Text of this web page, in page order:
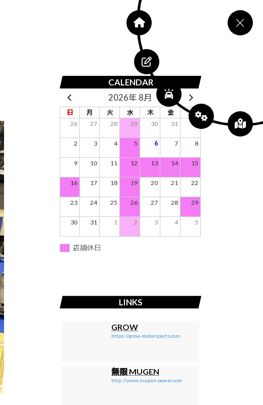
CALENDAR
2026年 8月
日 月 火 水 木 金
土
26
27 28 29 30 31
2 3 4 5 6 7 8
9 10 11 12 13 14 15
16 17 18 19 20 21 22
23 24 25 26 27 28 29
30 31 1 2 3 4 5
店舗休日
LINKS
GROW
https://grow-motorsports.com
無限 MUGEN
http://www.mugen-power.com